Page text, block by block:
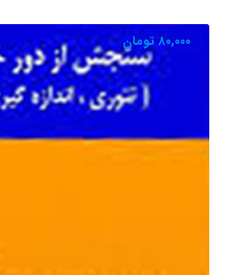
۸۰,۰۰۰تومان